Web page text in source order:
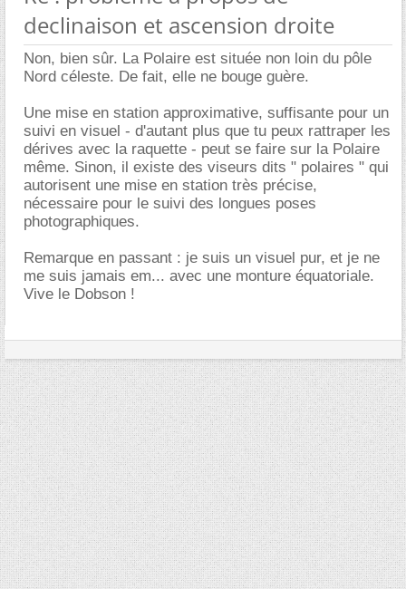
declinaison et ascension droite
Non, bien sûr. La Polaire est située non loin du pôle
Nord céleste. De fait, elle ne bouge guère.
Une mise en station approximative, suffisante pour un
suivi en visuel - d'autant plus que tu peux rattraper les
dérives avec la raquette - peut se faire sur la Polaire
même. Sinon, il existe des viseurs dits " polaires " qui
autorisent une mise en station très précise,
nécessaire pour le suivi des longues poses
photographiques.
Remarque en passant : je suis un visuel pur, et je ne
me suis jamais em... avec une monture équatoriale.
Vive le Dobson !